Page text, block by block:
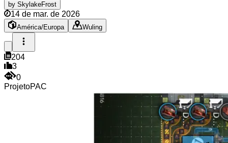
by SkylakeFrost
14 de mar. de 2026
América/Europa Wuling
204
3
0
ProjetoPAC